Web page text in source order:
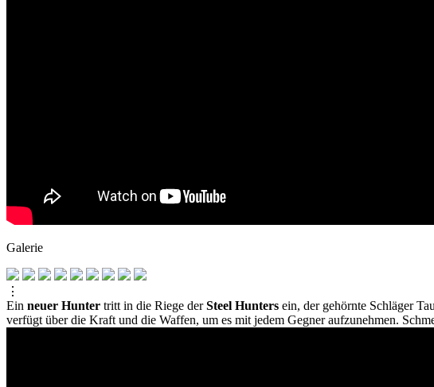
Galerie
⋮
Ein neuer Hunter tritt in die Riege derSteel Hunters ein, der gehörnte Schläger
verfügt über die Kraft und die Waffen, um es mit jedem Gegner aufzunehmen.